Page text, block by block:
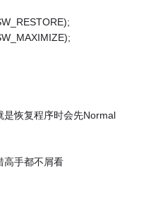
是恢复程序时会先Normal
高手都不屑看